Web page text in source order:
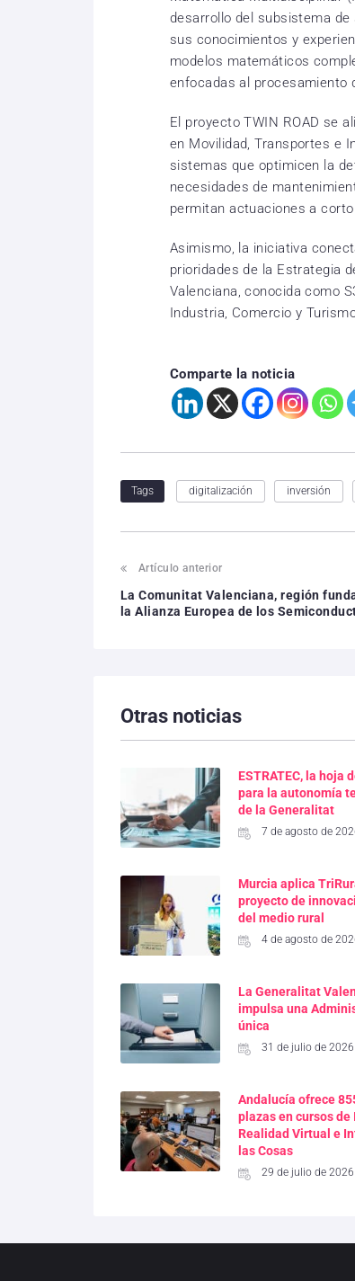
desarrollo del subsistema
sus conocimientos y
modelos matemáticos
enfocadas al procesamiento
El proyecto TWIN ROAD se
en Movilidad, Transportes e
sistemas que optimicen la
necesidades de
permitan actuaciones a
Asimismo, la iniciativa
prioridades de la Estrategia
Valenciana, conocida como
Industria, Comercio y
Comparte la noticia
Tags digitalización inversión
Artículo anterior
La Comunitat Valenciana, región
la Alianza Europea de los
Otras noticias
ESTRATEC, la hoja
para la autonomía
de la Generalitat
7 de agosto de
Murcia aplica
proyecto de
del medio rural
4 de agosto de
La Generalitat
impulsa una
única
31 de julio de 2026
Andalucía ofrece
plazas en cursos de
Realidad Virtual e
las Cosas
29 de julio de 2026